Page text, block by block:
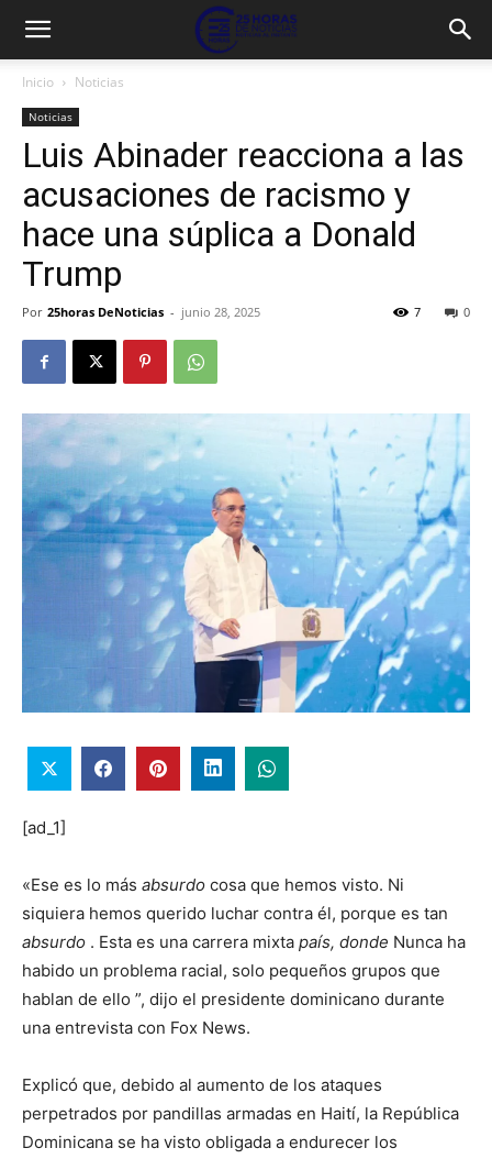
Inicio Noticias
Noticias
Luis Abinader reacciona a las
acusaciones de racismo y
hace una súplica a Donald
Trump
Por 25horas DeNoticias - junio 28, 2025 0
7
[ad_1]
«Ese es lo más absurdo cosa que hemos visto. Ni
siquiera hemos querido luchar contra él, porque es tan
absurdo . Esta es una carrera mixta país, donde Nunca ha
habido un problema racial, solo pequeños grupos que
hablan de ello ”, dijo el presidente dominicano durante
una entrevista con Fox News.
Explicó que, debido al aumento de los ataques
perpetrados por pandillas armadas en Haití, la República
Dominicana se ha visto obligada a endurecer los